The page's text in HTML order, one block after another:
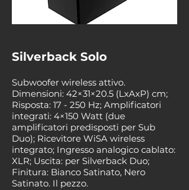
Silverback Solo
Subwoofer wireless attivo.
Dimensioni: 42×31×20.5 (LxAxP) cm;
Risposta: 17 - 250 Hz; Amplificatori
integrati: 4×150 Watt (due
amplificatori predisposti per Sub
Duo); Ricevitore WiSA wireless
integrato; Ingresso analogico cablato:
XLR; Uscita: per Silverback Duo;
Finitura: Bianco Satinato, Nero
Satinato. Il pezzo.